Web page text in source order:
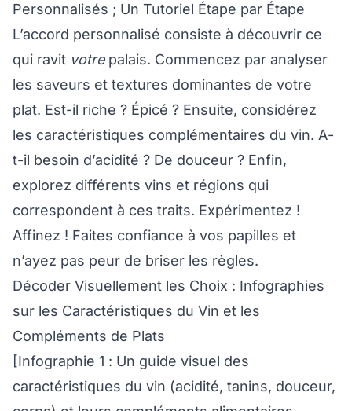
Personnalisés ; Un Tutoriel Étape par Étape
L’accord personnalisé consiste à découvrir ce
qui ravit votrepalais. Commencez par analyser
les saveurs et textures dominantes de votre
plat. Est-il riche ? Épicé ? Ensuite, considérez
les caractéristiques complémentaires du vin. A-
t-il besoin d’acidité ? De douceur ? Enfin,
explorez différents vins et régions qui
correspondent à ces traits. Expérimentez !
Affinez ! Faites confiance à vos papilles et
n’ayez pas peur de briser les règles.
Décoder Visuellement les Choix : Infographies
sur les Caractéristiques du Vin et les
Compléments de Plats
[Infographie 1 : Un guide visuel des
caractéristiques du vin (acidité, tanins, douceur,